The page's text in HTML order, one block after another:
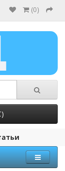
(0)